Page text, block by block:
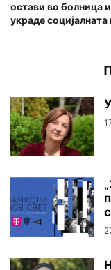
остави во болница и
украде